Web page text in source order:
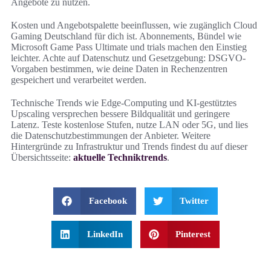
Angebote zu nutzen.
Kosten und Angebotspalette beeinflussen, wie zugänglich Cloud
Gaming Deutschland für dich ist. Abonnements, Bündel wie
Microsoft Game Pass Ultimate und trials machen den Einstieg
leichter. Achte auf Datenschutz und Gesetzgebung: DSGVO-
Vorgaben bestimmen, wie deine Daten in Rechenzentren
gespeichert und verarbeitet werden.
Technische Trends wie Edge-Computing und KI-gestütztes
Upscaling versprechen bessere Bildqualität und geringere
Latenz. Teste kostenlose Stufen, nutze LAN oder 5G, und lies
die Datenschutzbestimmungen der Anbieter. Weitere
Hintergründe zu Infrastruktur und Trends findest du auf dieser
Übersichtsseite: aktuelle Techniktrends.
Facebook Twitter
LinkedIn Pinterest